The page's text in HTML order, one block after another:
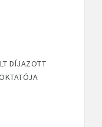
DÍJAZOTT